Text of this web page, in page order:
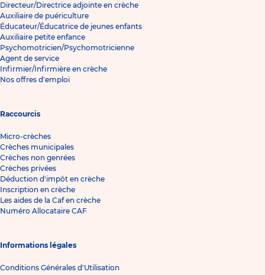
Directeur/Directrice adjointe en crèche
Auxiliaire de puériculture
Éducateur/Éducatrice de jeunes enfants
Auxiliaire petite enfance
Psychomotricien/Psychomotricienne
Agent de service
Infirmier/Infirmière en crèche
Nos offres d'emploi
Raccourcis
Micro-crèches
Crèches municipales
Crèches non genrées
Crèches privées
Déduction d'impôt en crèche
Inscription en crèche
Les aides de la Caf en crèche
Numéro Allocataire CAF
Informations légales
Conditions Générales d'Utilisation